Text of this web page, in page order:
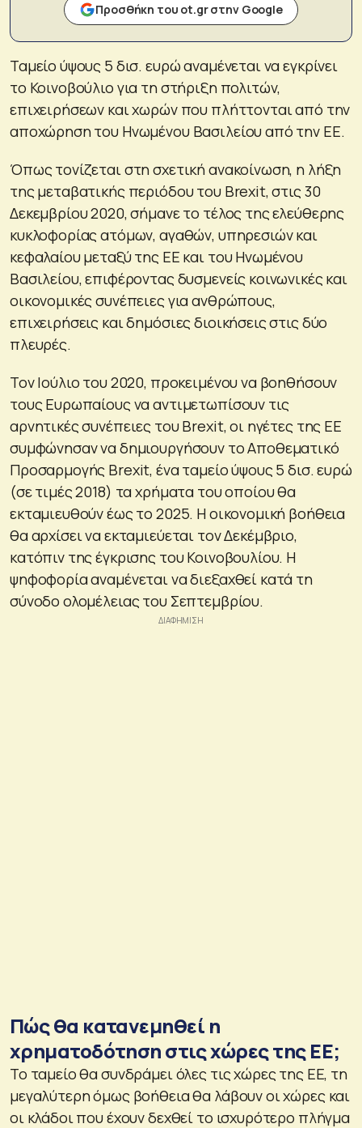
Προσθήκη του ot.gr στην Google
Ταμείο ύψους 5 δισ. ευρώ αναμένεται να εγκρίνει
το Κοινοβούλιο για τη στήριξη πολιτών,
επιχειρήσεων και χωρών που πλήττονται από την
αποχώρηση του Ηνωμένου Βασιλείου από την ΕΕ.
Όπως τονίζεται στη σχετική ανακοίνωση, η λήξη
της μεταβατικής περιόδου του Brexit, στις 30
Δεκεμβρίου 2020, σήμανε το τέλος της ελεύθερης
κυκλοφορίας ατόμων, αγαθών, υπηρεσιών και
κεφαλαίου μεταξύ της ΕΕ και του Ηνωμένου
Βασιλείου, επιφέροντας δυσμενείς κοινωνικές και
οικονομικές συνέπειες για ανθρώπους,
επιχειρήσεις και δημόσιες διοικήσεις στις δύο
πλευρές.
Τον Ιούλιο του 2020, προκειμένου να βοηθήσουν
τους Ευρωπαίους να αντιμετωπίσουν τις
αρνητικές συνέπειες του Brexit, οι ηγέτες της ΕΕ
συμφώνησαν να δημιουργήσουν το Αποθεματικό
Προσαρμογής Brexit, ένα ταμείο ύψους 5 δισ. ευρώ
(σε τιμές 2018) τα χρήματα του οποίου θα
εκταμιευθούν έως το 2025. Η οικονομική βοήθεια
θα αρχίσει να εκταμιεύεται τον Δεκέμβριο,
κατόπιν της έγκρισης του Κοινοβουλίου. Η
ψηφοφορία αναμένεται να διεξαχθεί κατά τη
σύνοδο ολομέλειας του Σεπτεμβρίου.
Πώς θα κατανεμηθεί η
χρηματοδότηση στις χώρες της ΕΕ;
Το ταμείο θα συνδράμει όλες τις χώρες της ΕΕ, τη
μεγαλύτερη όμως βοήθεια θα λάβουν οι χώρες και
οι κλάδοι που έχουν δεχθεί το ισχυρότερο πλήγμα